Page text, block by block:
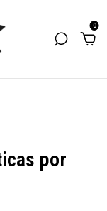
0
por